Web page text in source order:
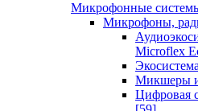
Микрофонные
Микрофоны,
Microflex
Микшеры и
Цифровая